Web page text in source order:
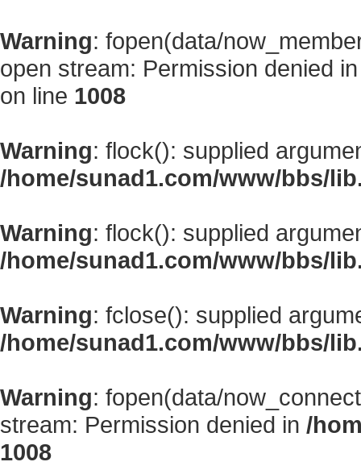
Warning: fopen(data/
open stream: Permission denied
on line 1008
Warning: flock(): supplied
/home/sunad1.com/www/bbs/
Warning: flock(): supplied
/home/sunad1.com/www/bbs/
Warning: fclose(): supplied
/home/sunad1.com/www/bbs/
Warning: fopen(data/
stream: Permission denied in /
1008